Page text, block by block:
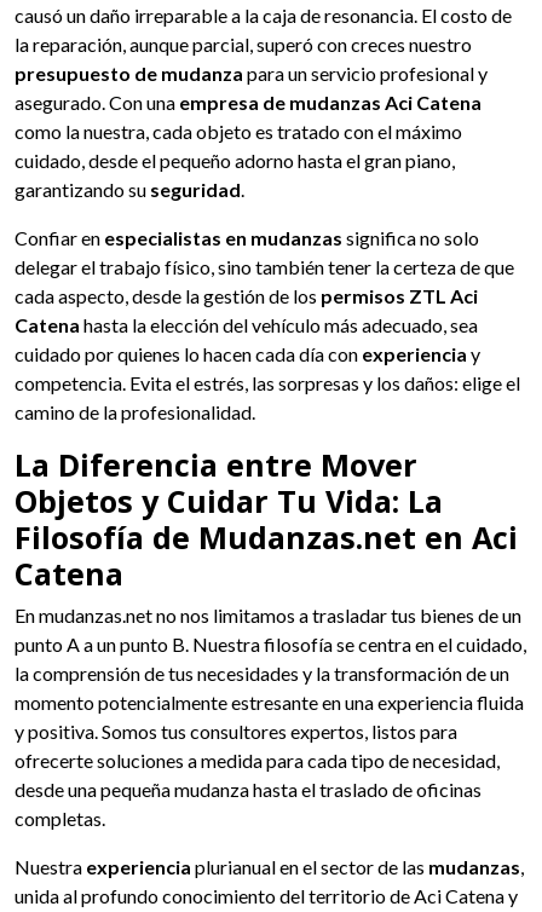
causó un daño irreparable a la caja de resonancia. El costo de
la reparación, aunque parcial, superó con creces nuestro
presupuesto de mudanza para un servicio profesional y
asegurado. Con una empresa de mudanzas Aci Catena
como la nuestra, cada objeto es tratado con el máximo
cuidado, desde el pequeño adorno hasta el gran piano,
garantizando su seguridad.
Confiar en especialistas en mudanzas significa no solo
delegar el trabajo físico, sino también tener la certeza de que
cada aspecto, desde la gestión de los permisos ZTL Aci
Catena hasta la elección del vehículo más adecuado, sea
cuidado por quienes lo hacen cada día con experiencia y
competencia. Evita el estrés, las sorpresas y los daños: elige el
camino de la profesionalidad.
La Diferencia entre Mover
Objetos y Cuidar Tu Vida: La
Filosofía de Mudanzas.net en Aci
Catena
En mudanzas.net no nos limitamos a trasladar tus bienes de un
punto A a un punto B. Nuestra filosofía se centra en el cuidado,
la comprensión de tus necesidades y la transformación de un
momento potencialmente estresante en una experiencia fluida
y positiva. Somos tus consultores expertos, listos para
ofrecerte soluciones a medida para cada tipo de necesidad,
desde una pequeña mudanza hasta el traslado de oficinas
completas.
Nuestra experiencia plurianual en el sector de las mudanzas,
unida al profundo conocimiento del territorio de Aci Catena y